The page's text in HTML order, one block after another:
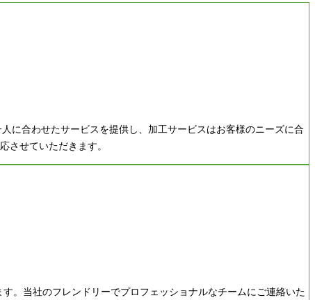
に合わせたサービスを提供し、加工サービスはお客様のニーズに合
せていただきます。
。当社のフレンドリーでプロフェッショナルなチームにご連絡いた